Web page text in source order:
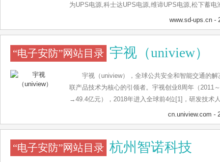
为UPS电源,科士达UPS电源,维谛UPS电源,松下蓄
电池,理士蓄电池,华为通信电源,维谛精密空调,科士
来电咨询：15811060681
www.sd-ups.cn -
“电子安防”网站目录 宇视（uniview）
宇视（uniview），全球公共安全和智能交通的
联产品技术为核心的引领者。宇视创业8周年（2011
→49.4亿元），2018年进入全球前4位[1]，研发技术
杭州、深圳、西安、济南、天津、武汉设有研发机
安防设备的全球智能制造基地。 宇视专利申请总数
维度。我们每年将超过10%的营收投入研发，为可持
防行业唯一的AIoT操作系统IMOS[3]，在大数据、人
cn.uniview.com -
“电子安防”网站目录 杭州智诺科技